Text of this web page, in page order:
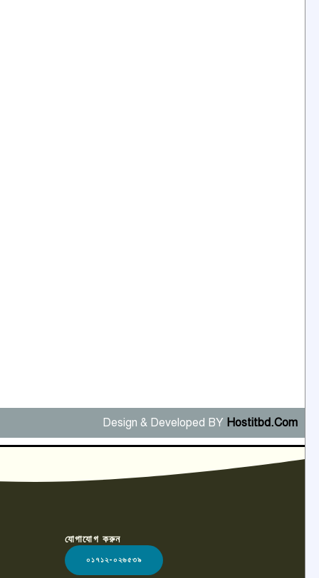
Design & Developed BY Hostitbd.Com
যোগাযোগ করুন
০১৭১২-০২৬৫৩৯